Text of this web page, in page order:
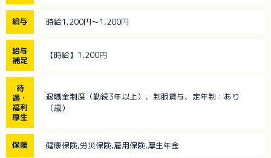
給与 時給1,200円～1,200円
給与
補足
【時給】1,200円
待
遇・
福利
厚生
退職金制度（勤続3年以上）、制服貸与、定年制：あり
（歳）
保険 健康保険,労災保険,雇用保険,厚生年金